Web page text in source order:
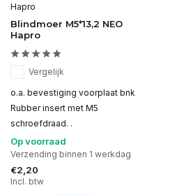
Hapro
Blindmoer M5*13,2 NEO
Hapro
Vergelijk
o.a. bevestiging voorplaat bnk
Rubber insert met M5
schroefdraad. .
Op voorraad
Verzending binnen 1 werkdag
€2,20
Incl. btw